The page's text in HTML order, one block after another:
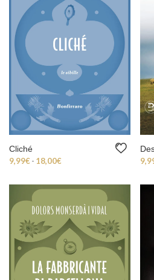
Cliché
9,99€- 18,00€ Fascia di prezzo: da 9,99€